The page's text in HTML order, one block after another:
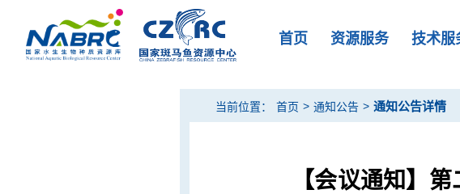
首页 资源服务 技术服
当前位置： 首页 > 通知公告 > 通知公告详情
【会议通知】